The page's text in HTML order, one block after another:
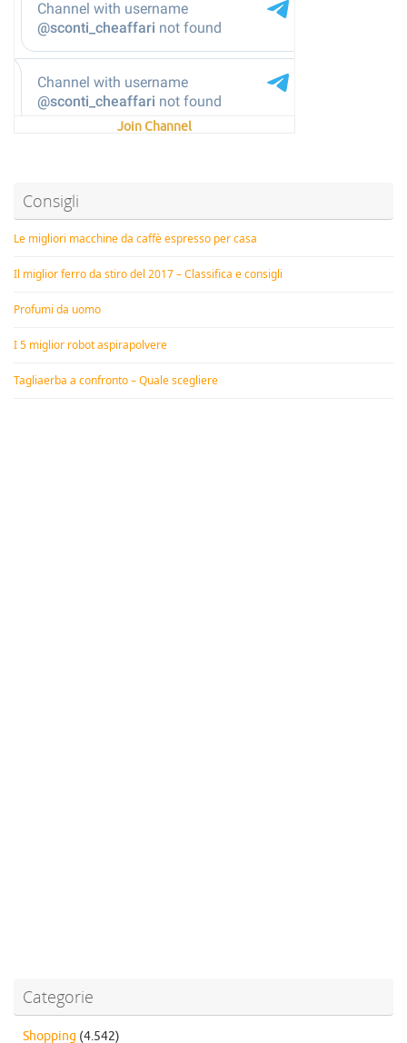
Join Channel
Consigli
Le migliori macchine da caffè espresso per casa
Il miglior ferro da stiro del 2017 – Classifica e consigli
Profumi da uomo
I 5 miglior robot aspirapolvere
Tagliaerba a confronto – Quale scegliere
Categorie
Shopping (4.542)